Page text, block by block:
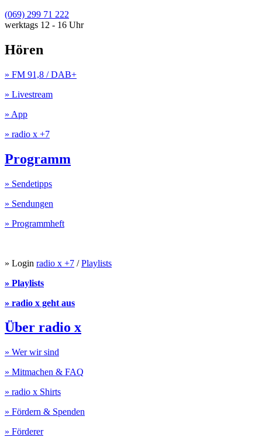
(069) 299 71 222
werktags 12 - 16 Uhr
Hören
» FM 91,8 / DAB+
» Livestream
» App
» radio x +7
Programm
» Sendetipps
» Sendungen
» Programmheft
» Login radio x +7 /Playlists
» Playlists
» radio x geht aus
Über radio x
» Wer wir sind
» Mitmachen & FAQ
» radio x Shirts
» Fördern & Spenden
» Förderer